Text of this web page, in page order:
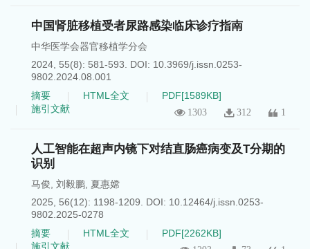
中国肾脏移植受者尿路感染临床诊疗指南
中华医学会器官移植学分会
2024, 55(8): 581-593.
DOI: 10.3969/j.issn.0253-
9802.2024.08.001
摘要
HTML全文 PDF[1589KB]
施引文献
1303 312 1
人工智能在超声内镜下对结直肠癌病变及T分期的
识别
马俊 刘毅鹏 夏惠嫦
2025, 56(12): 1198-1209.
DOI: 10.12464/j.issn.0253-
9802.2025-0278
摘要
HTML全文 PDF[2262KB]
施引文献